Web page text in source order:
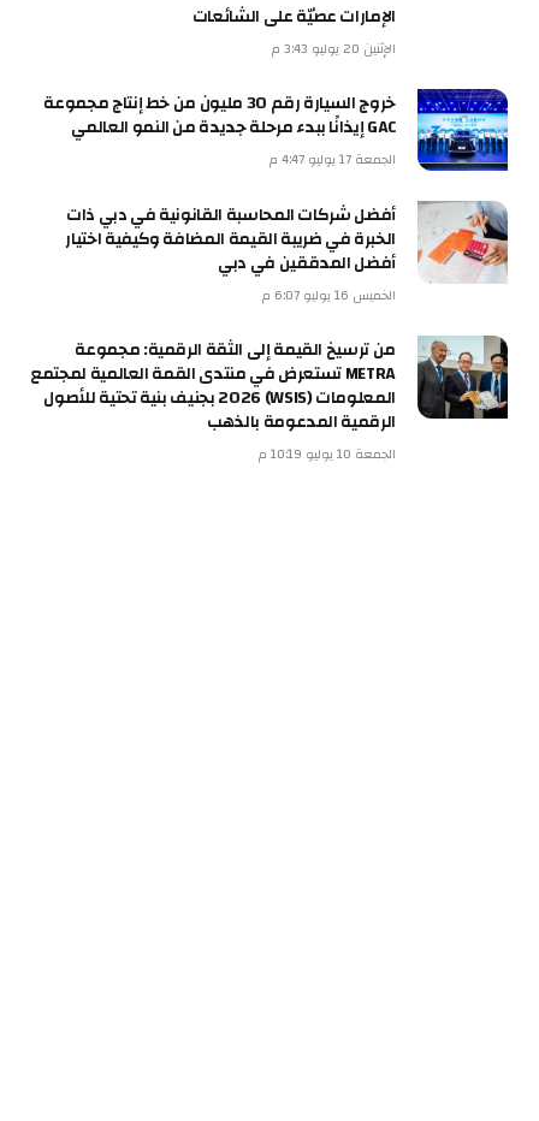
الإمارات عصيّة على الشائعات
الإثنين 20 يوليو 3:43 م
خروج السيارة رقم 30 مليون من خط إنتاج مجموعة
GAC إيذانًا ببدء مرحلة جديدة من النمو العالمي
الجمعة 17 يوليو 4:47 م
أفضل شركات المحاسبة القانونية في دبي ذات
الخبرة في ضريبة القيمة المضافة وكيفية اختيار
أفضل المدققين في دبي
الخميس 16 يوليو 6:07 م
من ترسيخ القيمة إلى الثقة الرقمية: مجموعة
METRA تستعرض في منتدى القمة العالمية لمجتمع
المعلومات (WSIS) 2026 بجنيف بنية تحتية للأصول
الرقمية المدعومة بالذهب
الجمعة 10 يوليو 10:19 م